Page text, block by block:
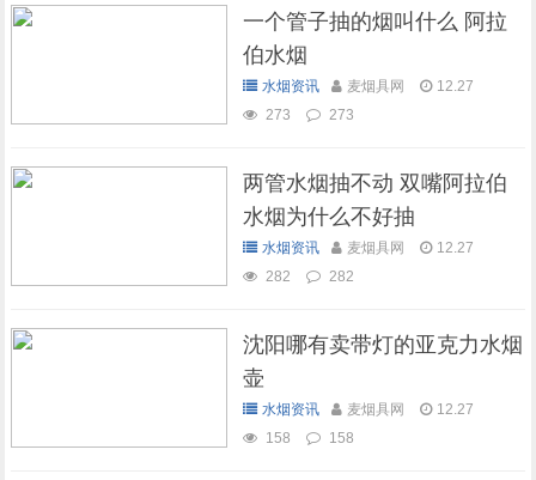
一个管子抽的烟叫什么 阿拉
伯水烟
水烟资讯 麦烟具网
12.27
273
273
两管水烟抽不动 双嘴阿拉伯
水烟为什么不好抽
水烟资讯 麦烟具网
12.27
282
282
沈阳哪有卖带灯的亚克力水烟
壶
水烟资讯 麦烟具网
12.27
158
158